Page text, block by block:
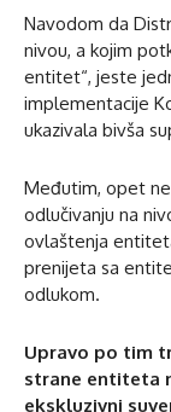
Navodom da
nivou, a kojim
entitet“, jeste
implementacije
ukazivala bivša
Međutim, opet
odlučivanju na
ovlaštenja
prenijeta sa
odlukom.
Upravo po tim
strane entiteta
ekskluzivni